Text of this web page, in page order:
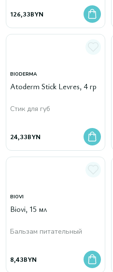
126,33BYN
BIODERMA
Atoderm Stick Levres, 4 гр
Стик для губ
24,33BYN
BIOVI
Biovi, 15 мл
Бальзам питательный
8,43BYN